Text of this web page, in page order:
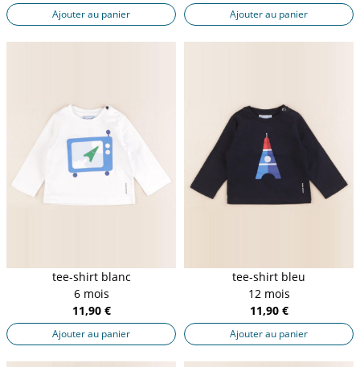
Ajouter au panier Ajouter au panier
tee-shirt blanc
6 mois
11,90 €
Ajouter au panier
tee-shirt bleu
12 mois
11,90 €
Ajouter au panier